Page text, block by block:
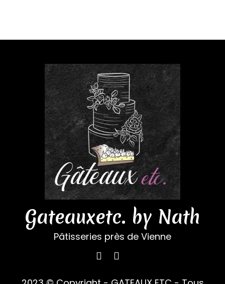
Gateauxetc. by Nath
Pâtisseries près de Vienne